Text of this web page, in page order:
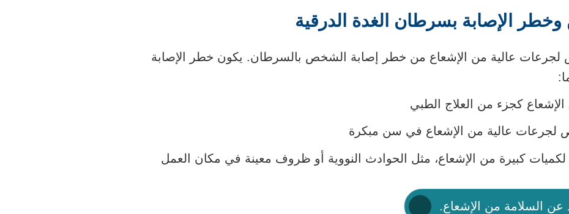
وخطر الإصابة بسرطان الغدة الدرقية
لجرعات عالية من الإشعاع من خطر إصابة الشخص بالسرطان. يكون خطر الإصابة
كجزء من العلاج الطبي
عالية من الإشعاع في سن مبكرة
لكميات كبيرة من الإشعاع، مثل الحوادث النووية أو ظروف معينة في مكان العمل
عن السلامة من الإشعاع.